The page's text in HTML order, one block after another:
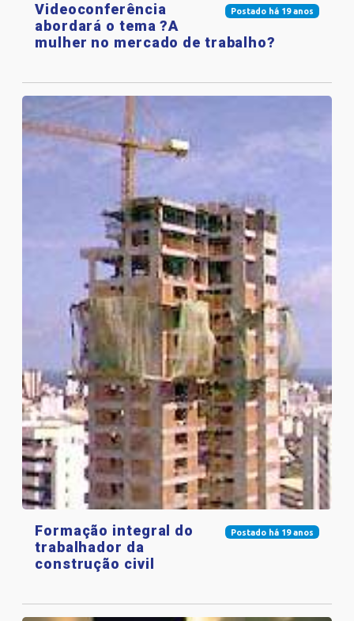
Postado há 19 anos
Videoconferência
abordará o tema ?A
mulher no mercado de trabalho?
Postado há 19 anos
Formação integral do
trabalhador da
construção civil